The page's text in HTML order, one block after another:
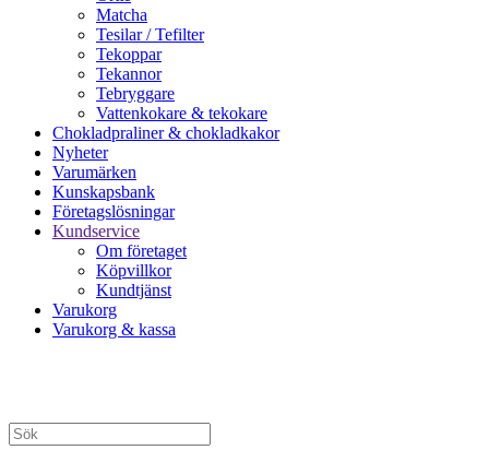
Matcha
Tesilar / Tefilter
Tekoppar
Tekannor
Tebryggare
Vattenkokare & tekokare
Chokladpraliner & chokladkakor
Nyheter
Varumärken
Kunskapsbank
Företagslösningar
Kundservice
Om företaget
Köpvillkor
Kundtjänst
Varukorg
Varukorg & kassa